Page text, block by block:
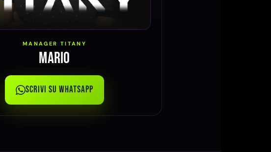
MANAGER TITANY
Mario
Scrivi su WhatsApp